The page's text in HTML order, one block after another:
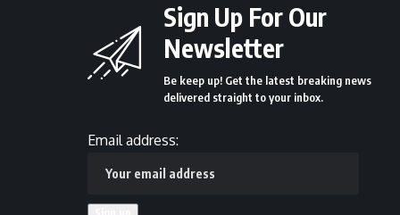
Sign Up For Our
Newsletter
Be keep up! Get the latest breaking news
delivered straight to your inbox.
Email address: